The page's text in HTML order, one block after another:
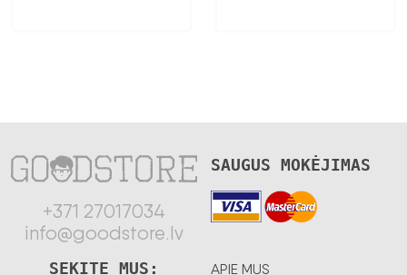
+371 27017034
info@goodstore.lv
SAUGUS MOKĖJIMAS
APIE MUS
SEKITE MUS: